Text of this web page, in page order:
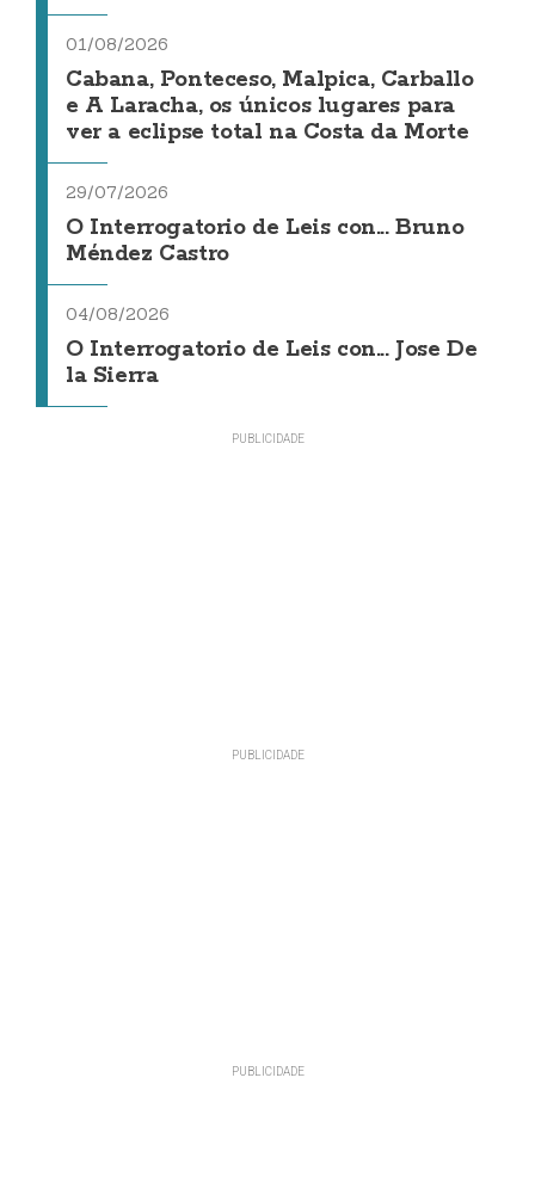
01/08/2026
Cabana, Ponteceso, Malpica, Carballo
e A Laracha, os únicos lugares para
ver a eclipse total na Costa da Morte
29/07/2026
O Interrogatorio de Leis con... Bruno
Méndez Castro
04/08/2026
O Interrogatorio de Leis con... Jose De
la Sierra